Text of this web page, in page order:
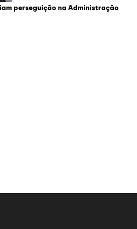
perseguição na Administração